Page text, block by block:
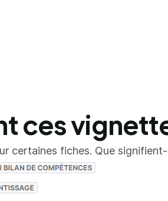
ces
certaines fiches. Que